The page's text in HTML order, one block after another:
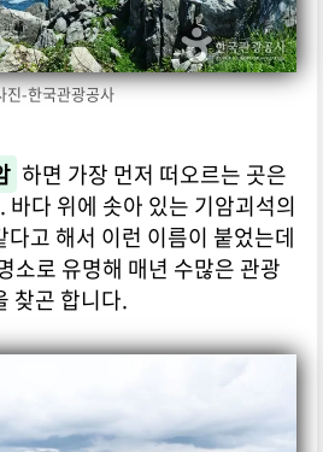
진-한국관광공사
하면 가장 먼저 떠오르는 곳은
다 위에 솟아 있는 기암괴석의
고 해서 이런 이름이 붙었는데
소로 유명해 매년 수많은 관광
찾곤 합니다.